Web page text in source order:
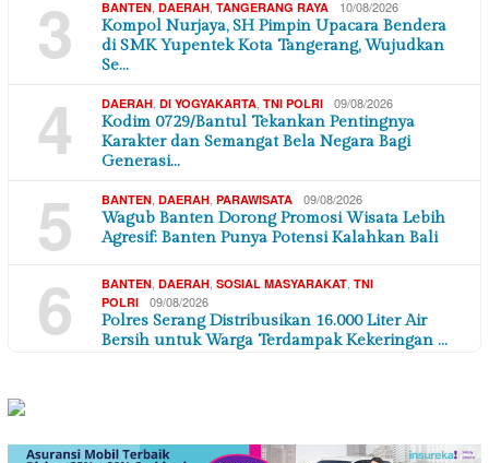
3 BANTEN DAERAH TANGERANG RAYA 10/08/2026
Kompol Nurjaya, SH Pimpin Upacara Bendera
di SMK Yupentek Kota Tangerang, Wujudkan
Se…
4 DAERAH DI YOGYAKARTA TNI POLRI 09/08/2026
Kodim 0729/Bantul Tekankan Pentingnya
Karakter dan Semangat Bela Negara Bagi
Generasi…
5 BANTEN DAERAH PARAWISATA 09/08/2026
Wagub Banten Dorong Promosi Wisata Lebih
Agresif: Banten Punya Potensi Kalahkan Bali
6 BANTEN DAERAH SOSIAL MASYARAKAT TNI
POLRI
09/08/2026
Polres Serang Distribusikan 16.000 Liter Air
Bersih untuk Warga Terdampak Kekeringan …